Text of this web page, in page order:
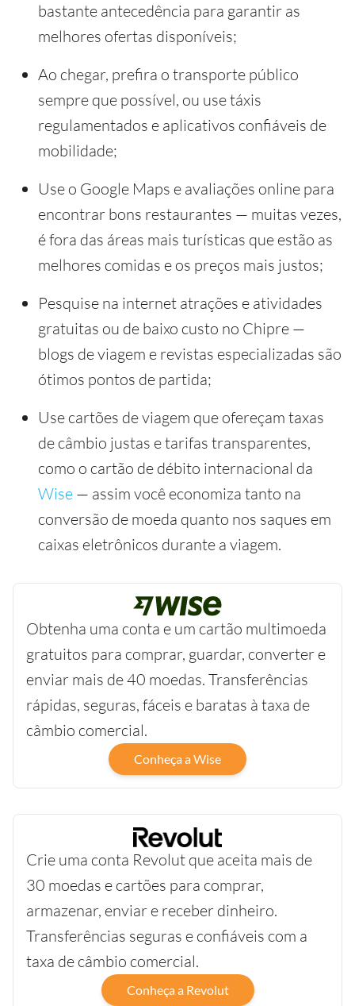
bastante antecedência para garantir as
melhores ofertas disponíveis;
Ao chegar, prefira o transporte público
sempre que possível, ou use táxis
regulamentados e aplicativos confiáveis de
mobilidade;
Use o Google Maps e avaliações online para
encontrar bons restaurantes — muitas vezes,
é fora das áreas mais turísticas que estão as
melhores comidas e os preços mais justos;
Pesquise na internet atrações e atividades
gratuitas ou de baixo custo no Chipre —
blogs de viagem e revistas especializadas são
ótimos pontos de partida;
Use cartões de viagem que ofereçam taxas
de câmbio justas e tarifas transparentes,
como o cartão de débito internacional da
Wise — assim você economiza tanto na
conversão de moeda quanto nos saques em
caixas eletrônicos durante a viagem.
Obtenha uma conta e um cartão multimoeda
gratuitos para comprar, guardar, converter e
enviar mais de 40 moedas. Transferências
rápidas, seguras, fáceis e baratas à taxa de
câmbio comercial.
Conheça a Wise
Crie uma conta Revolut que aceita mais de
30 moedas e cartões para comprar,
armazenar, enviar e receber dinheiro.
Transferências seguras e confiáveis com a
taxa de câmbio comercial.
Conheça a Revolut